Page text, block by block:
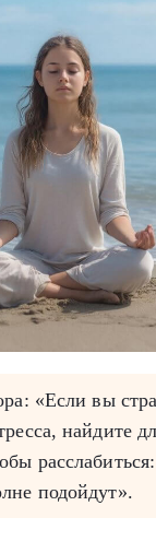
«Если вы
найдите
подойдут».